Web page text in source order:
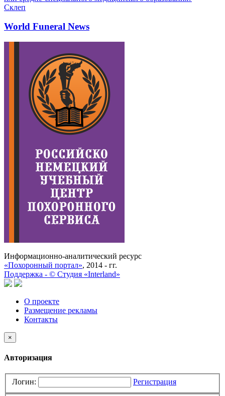
Склеп
World Funeral News
Информационно-аналитический ресурс
«Похоронный портал», 2014 - гг.
Поддержка - © Cтудия «Interland»
О проекте
Размещение рекламы
Контакты
×
Авторизация
Логин: Регистрация